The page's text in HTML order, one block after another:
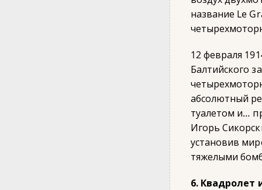
название Le
12 февраля
Балтийского
абсолютный
туалетом и…
Игорь
установив
тяжелыми
6. Квадролет